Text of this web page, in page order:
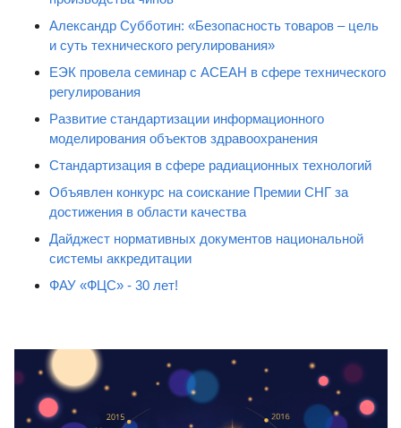
Александр Субботин: «Безопасность товаров – цель
и суть технического регулирования»
ЕЭК провела семинар с АСЕАН в сфере технического
регулирования
Развитие стандартизации информационного
моделирования объектов здравоохранения
Стандартизация в сфере радиационных технологий
Объявлен конкурс на соискание Премии СНГ за
достижения в области качества
Дайджест нормативных документов национальной
системы аккредитации
ФАУ «ФЦС» - 30 лет!